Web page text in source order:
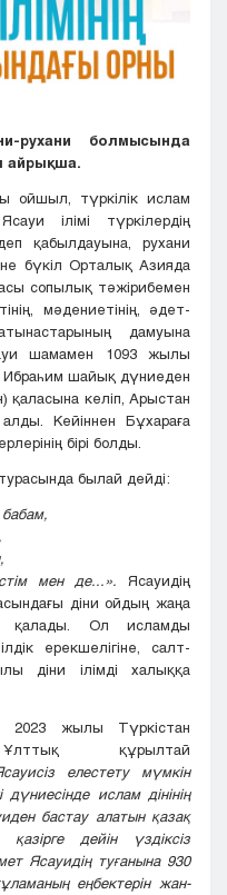
рухани болмысында
айрықша.
ойшыл, түркілік ислам
ілімі түркілердің
қабылдауына, рухани
бүкіл Орталық Азияда
сопылық тәжірибемен
мәдениетінің, әдет-
дамуына
шамамен 1093 жылы
Ибраһим шайық дүниеден
қаласына келіп, Арыстан
Кейіннен Бұхараға
бірі болды.
былай дейді:
мен де...». Ясауидің
діни ойдың жаңа
қалады. Ол исламды
ерекшелігіне, салт-
діни ілімді халыққа
2023 жылы Түркістан
құрылтай
елестету мүмкін
ислам дінінің
бастау алатын қазақ
дейін үздіксіз
Ясауидің туғанына 930
еңбектерін жан-